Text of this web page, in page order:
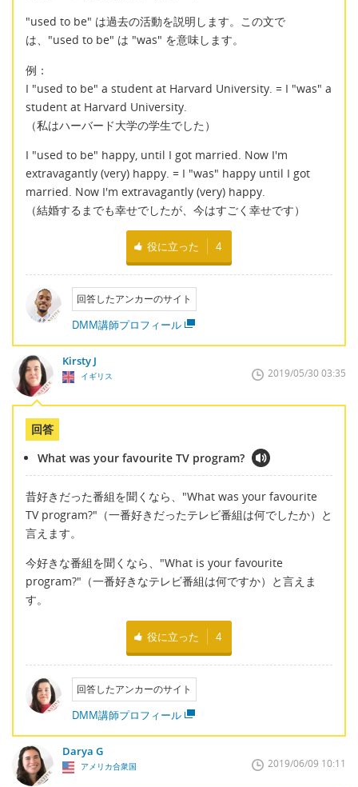
"used to be" は過去の活動を説明します。この文で
は、"used to be" は "was" を意味します。
例：
I "used to be" a student at Harvard University. = I "was" a
student at Harvard University.
（私はハーバード大学の学生でした）
I "used to be" happy, until I got married. Now I'm
extravagantly (very) happy. = I "was" happy until I got
married. Now I'm extravagantly (very) happy.
（結婚するまでも幸せでしたが、今はすごく幸せです）
役に立った 4
回答したアンカーのサイト
DMM講師プロフィール
Kirsty J
イギリス 2019/05/30 03:35
回答
What was your favourite TV program?
昔好きだった番組を聞くなら、"What was your favourite
TV program?"（一番好きだったテレビ番組は何でしたか）と
言えます。
今好きな番組を聞くなら、"What is your favourite
program?"（一番好きなテレビ番組は何ですか）と言えま
す。
役に立った 4
回答したアンカーのサイト
DMM講師プロフィール
Darya G
アメリカ合衆国 2019/06/09 10:11